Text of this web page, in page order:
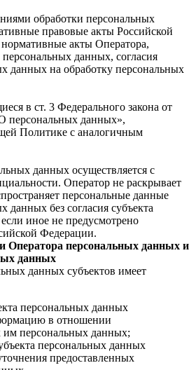
обработки персональных
правовые акты Российской
акты Оператора,
данных, согласия
данных на обработку персональных
в ст. 3 Федерального закона от
персональных данных»,
Политике с аналогичным
данных осуществляется с
Оператор не раскрывает
персональные данные
данных без согласия субъекта
иное не предусмотрено
Федерации.
Оператора персональных данных и
данных
данных субъектов имеет
персональных данных
в отношении
им персональных данных;
персональных данных
предоставленных